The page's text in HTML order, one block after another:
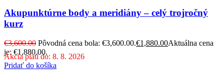
Akupunktúrne body a meridiány – celý trojročný
kurz
€3,600.00 Pôvodná cena bola: €3,600.00.€1,880.00Aktuálna cena
je: €1,880.00.
Akcia platí do: 8. 8. 2026
Pridať do košíka